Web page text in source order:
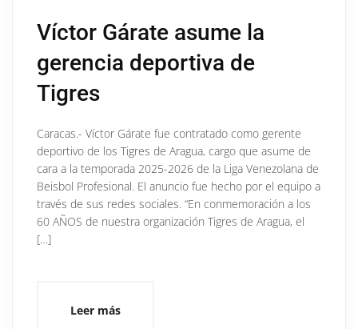
Víctor Gárate asume la
gerencia deportiva de
Tigres
Caracas.- Víctor Gárate fue contratado como gerente
deportivo de los Tigres de Aragua, cargo que asume de
cara a la temporada 2025-2026 de la Liga Venezolana de
Beisbol Profesional. El anuncio fue hecho por el equipo a
través de sus redes sociales. “En conmemoración a los
60 AÑOS de nuestra organización Tigres de Aragua, el
[…]
Leer más